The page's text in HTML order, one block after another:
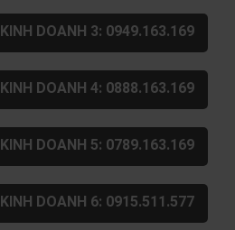
KINH DOANH 3: 0949.163.169
KINH DOANH 4: 0888.163.169
KINH DOANH 5: 0789.163.169
KINH DOANH 6: 0915.511.577